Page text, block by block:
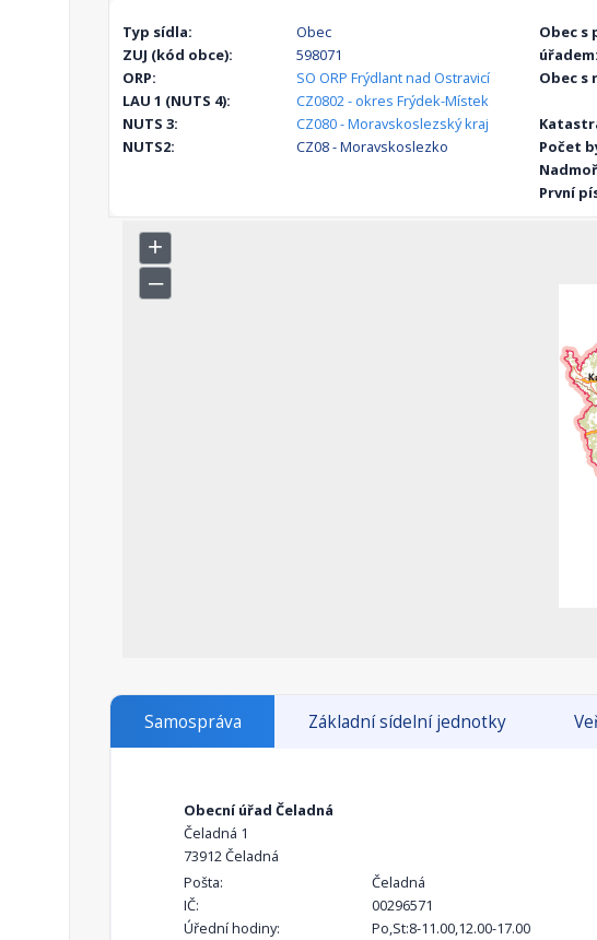
Typ sídla:
Obec
ZUJ (kód obce):
598071
ORP:
SO ORP Frýdlant nad Ostravicí
LAU 1 (NUTS 4):
CZ0802 - okres Frýdek-Místek
NUTS 3:
CZ080 - Moravskoslezský kraj
NUTS2:
CZ08 - Moravskoslezko
Obec s
úřadem:
Obec s
Počet
První
Samospráva Základní sídelní jednotky
Obecní úřad Čeladná
Čeladná 1
73912 Čeladná
Pošta:
Čeladná
IČ:
00296571
Úřední hodiny:
Po,St:8-11.00,12.00-17.00